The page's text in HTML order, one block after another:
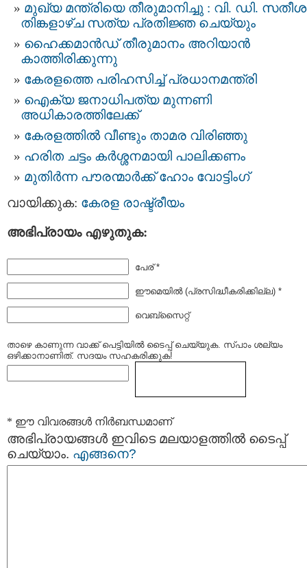
മുഖ്യ മന്ത്രിയെ തീരുമാനിച്ചു : വി. ഡി.
തിങ്കളാഴ്ച സത്യ പ്രതിജ്ഞ ചെയ്യും
ഹൈക്കമാൻഡ് തീരുമാനം അറിയാൻ
കാത്തിരിക്കുന്നു
കേരളത്തെ പരിഹസിച്ച് പ്രധാനമന്ത്രി
ഐക്യ ജനാധിപത്യ മുന്നണി
അധികാരത്തിലേക്ക്
കേരളത്തിൽ വീണ്ടും താമര വിരിഞ്ഞു
ഹരിത ചട്ടം കർശ്ശനമായി പാലിക്കണം
മുതിര്‍ന്ന പൗരന്മാര്‍ക്ക് ഹോം വോട്ടിംഗ്
വായിക്കുക: കേരള രാഷ്ട്രീയം
അഭിപ്രായം എഴുതുക:
പേര് *
ഈമെയില്‍ (പ്രസിദ്ധീകരിക്കില്ല) *
വെബ്സൈറ്റ്
താഴെ കാണുന്ന വാക്ക് പെട്ടിയില്‍ ടൈപ്പ്‌ ചെയ്യുക. സ്പാം ശല്യം
ഒഴിക്കാനാണിത്. സദയം സഹകരിക്കുക!
* ഈ വിവരങ്ങള്‍ നിര്‍ബന്ധമാണ്
അഭിപ്രായങ്ങള്‍ ഇവിടെ മലയാളത്തില്‍ ടൈപ്പ്
ചെയ്യാം. എങ്ങനെ?